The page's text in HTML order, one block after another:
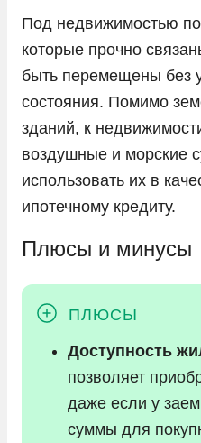
Под недвижимостью
которые прочно
быть перемещены без
состояния. Помимо
зданий, к
воздушные и морские
использовать их в
ипотечному кредиту.
Плюсы и минусы
Доступность
позволяет
даже если у
суммы для